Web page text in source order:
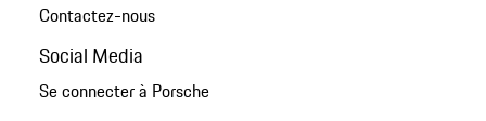
Contactez-nous
Social Media
Se connecter à Porsche